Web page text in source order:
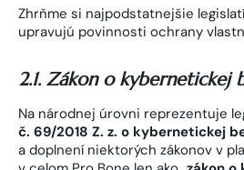
Zhrňme si najpodstatnejšie
upravujú povinnosti ochrany
2.1. Zákon o kybernetickej
Na národnej úrovni reprezentuje
č. 69/2018 Z. z. o kybernetickej
a doplnení niektorých zákonov v